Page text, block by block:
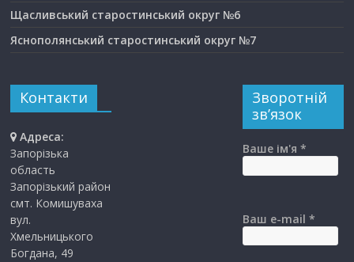
Щасливський старостинський округ №6
Яснополянський старостинський округ №7
Контакти
Адреса:
Запорізька
область
Запорізький район
смт. Комишуваха
вул.
Хмельницького
Богдана, 49
Зворотній
зв’язок
Ваше ім'я *
Ваш e-mail *